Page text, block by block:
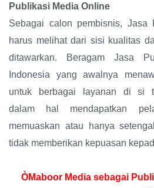
Publikasi Media Online
Sebagai calon pembisnis, Jasa
harus melihat dari sisi kualitas
ditawarkan. Beragam Jasa
Indonesia yang awalnya
untuk berbagai layanan di si
dalam hal mendapatkan
memuaskan atau hanya
tidak memberikan kepuasan
ÒMaboor Media sebagai